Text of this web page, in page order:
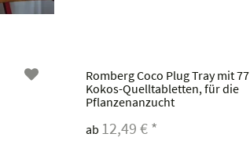
Romberg Coco Plug Tray mit 77
Kokos-Quelltabletten, für die
Pflanzenanzucht
ab 12,49 € *